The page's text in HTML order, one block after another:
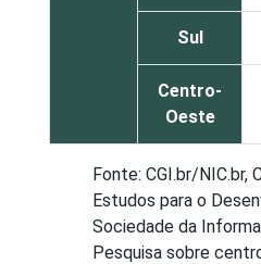
Sul
Centro-
Oeste
Fonte: CGI.br/NIC.br,
Estudos para o
Sociedade da
Pesquisa sobre